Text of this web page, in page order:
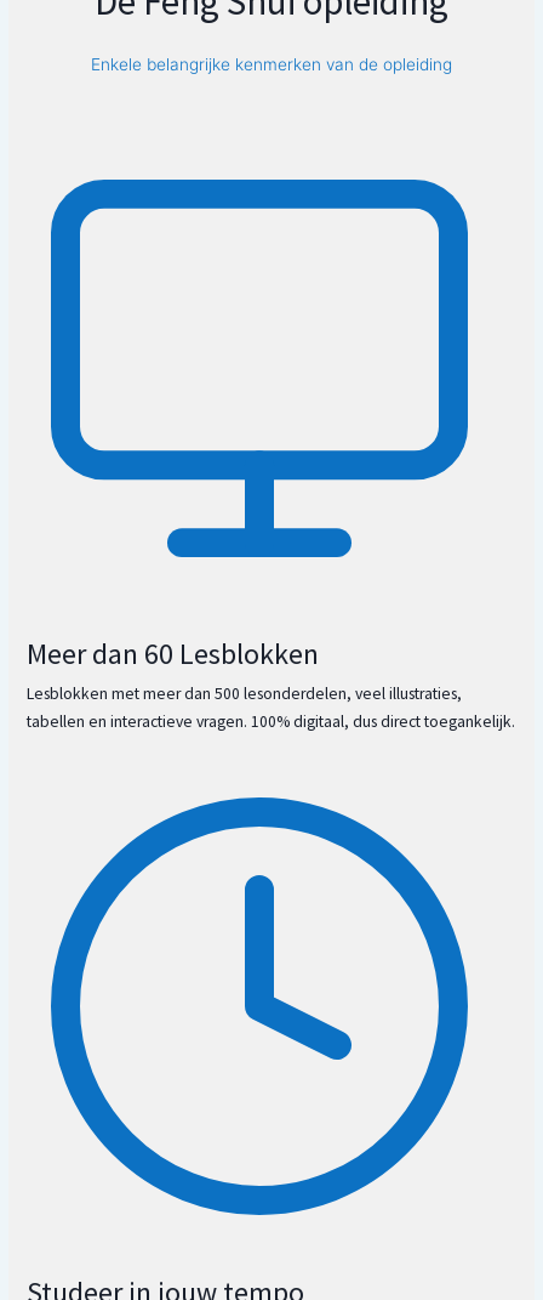
Enkele belangrijke kenmerken van de opleiding
Meer dan 60 Lesblokken
Lesblokken met meer dan 500 lesonderdelen, veel illustraties,
tabellen en interactieve vragen. 100% digitaal, dus direct toegankelijk.
Studeer in jouw tempo